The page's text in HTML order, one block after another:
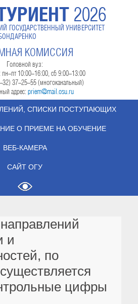
2026
ГОСУДАРСТВЕННЫЙ УНИВЕРСИТЕТ
КОМИССИЯ
Головной вуз:
пн-пт 10:00-16:00, сб 9:00-13:00
32) 37-25-55 (многоканальный)
адрес: priem@mail.osu.ru
СПИСКИ ПОСТУПАЮЩИХ
О ПРИЕМЕ НА ОБУЧЕНИЕ
ВЕБ-КАМЕРА
САЙТ ОГУ
и
по
цифры